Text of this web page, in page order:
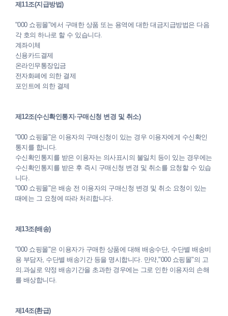
제11조(지급방법)
"000 쇼핑몰"에서 구매한 상품 또는 용역에 대한 대금지급방법은 다음
각 호의 하나로 할 수 있습니다.
계좌이체
신용카드결제
온라인무통장입금
전자화폐에 의한 결제
포인트에 의한 결제
제12조(수신확인통지·구매신청 변경 및 취소)
"000 쇼핑몰"은 이용자의 구매신청이 있는 경우 이용자에게 수신확인
통지를 합니다.
수신확인통지를 받은 이용자는 의사표시의 불일치 등이 있는 경우에는
수신확인통지를 받은 후 즉시 구매신청 변경 및 취소를 요청할 수 있습
니다.
"000 쇼핑몰"은 배송 전 이용자의 구매신청 변경 및 취소 요청이 있는
때에는 그 요청에 따라 처리합니다.
제13조(배송)
"000 쇼핑몰"은 이용자가 구매한 상품에 대해 배송수단, 수단별 배송비
용 부담자, 수단별 배송기간 등을 명시합니다. 만약,"000 쇼핑몰"의 고
의.과실로 약정 배송기간을 초과한 경우에는 그로 인한 이용자의 손해
를 배상합니다.
제14조(환급)